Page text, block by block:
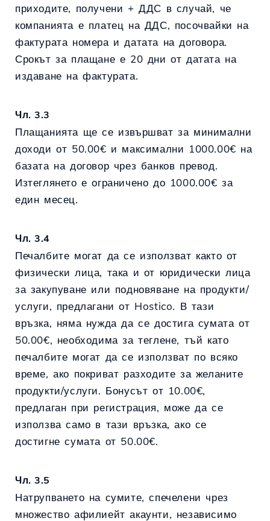
приходите, получени + ДДС в случай, че
компанията е платец на ДДС, посочвайки на
фактурата номера и датата на договора.
Срокът за плащане е 20 дни от датата на
издаване на фактурата.
Чл. 3.3
Плащанията ще се извършват за минимални
доходи от 50.00€ и максимални 1000.00€ на
базата на договор чрез банков превод.
Изтеглянето е ограничено до 1000.00€ за
един месец.
Чл. 3.4
Печалбите могат да се използват както от
физически лица, така и от юридически лица
за закупуване или подновяване на продукти/
услуги, предлагани от Hostico. В тази
връзка, няма нужда да се достига сумата от
50.00€, необходима за теглене, тъй като
печалбите могат да се използват по всяко
време, ако покриват разходите за желаните
продукти/услуги. Бонусът от 10.00€,
предлаган при регистрация, може да се
използва само в тази връзка, ако се
достигне сумата от 50.00€.
Чл. 3.5
Натрупването на сумите, спечелени чрез
множество афилиейт акаунти, независимо